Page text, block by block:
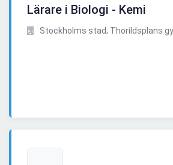
Lärare i Biologi - Kemi
Stockholms stad; Thorildsplans